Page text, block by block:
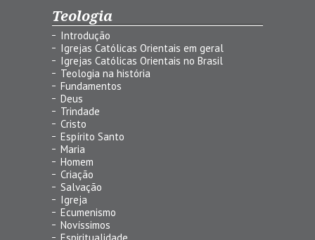
Teologia
Introdução
Igrejas Católicas Orientais em geral
Igrejas Católicas Orientais no Brasil
Teologia na história
Fundamentos
Deus
Trindade
Cristo
Espírito Santo
Maria
Homem
Criação
Salvação
Igreja
Ecumenismo
Novíssimos